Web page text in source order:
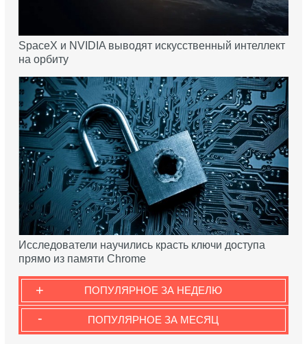
SpaceX и NVIDIA выводят искусственный интеллект
на орбиту
Исследователи научились красть ключи доступа
прямо из памяти Chrome
ПОПУЛЯРНОЕ ЗА НЕДЕЛЮ
+
ПОПУЛЯРНОЕ ЗА МЕСЯЦ
-